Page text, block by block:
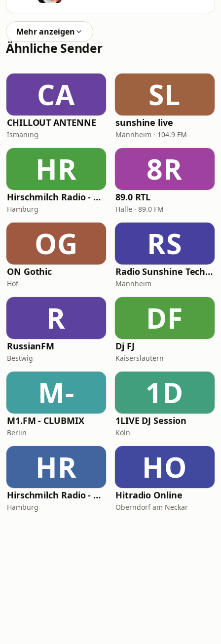
Mehr anzeigen
Ähnliche Sender
CA
CHILLOUT ANTENNE
Ismaning
SL
sunshine live
Mannheim · 104.9 FM
HR
Hirschmilch Radio - Psytrance
Hamburg
8R
89.0 RTL
Halle · 89.0 FM
OG
ON Gothic
Hof
RS
Radio Sunshine Techno
Mannheim
R
RussianFM
Bestwig
DF
Dj FJ
Kaiserslautern
M-
M1.FM - CLUBMIX
Berlin
1D
1LIVE DJ Session
Köln
HR
Hirschmilch Radio - Progressive
Hamburg
HO
Hitradio Online
Oberndorf am Neckar